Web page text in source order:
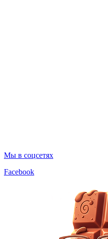
Мы в соцсетях
Facebook